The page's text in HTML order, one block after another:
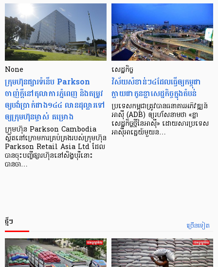
None
ក្រុមហ៊ុនផ្សារទំនើប Parkson
ចាញ់ក្ដីនៅតុលាការភ្នំពេញ និងតម្រូវ
ឲ្យបង់ប្រាក់ជាង១៤៤ លានដុល្លារទៅ
ឲ្យក្រុមហ៊ុនម្ចាស់ គម្រោង
ក្រុមហ៊ុន Parkson Cambodia
ស្ថិតនៅក្រោមការគ្រប់គ្រងរបស់ក្រុមហ៊ុន
Parkson Retail Asia Ltd ដែល
បានចុះបញ្ចីផ្សារហ៊ុននៅសិង្ហបុរីនោះ
បានចា…
សេដ្ឋកិច្ច​
វិស័យ​សំខាន់ៗ​៤​ដែល​ធ្វើ​ឲ្យ​កម្ពុជា​
ក្លាយ​ជា​កូន​ខ្លា​សេដ្ឋកិច្ច​ក្នុង​តំបន់
ប្រទេស​កម្ពុជា​ត្រូវ​បាន​ធនាគារ​អភិវឌ្ឍន៍​
អាស៊ី (ADB) ឲ្យ​រហ័ស​នាមថា «ខ្លា​
សេដ្ឋកិច្ច​ថ្មី​នៃ​អាស៊ី» ដោយសារ​ប្រទេស​
អាស៊ី​អាគ្នេយ៍​មួយ​ន…
ច្រើនទៀត
ថ្មីៗ